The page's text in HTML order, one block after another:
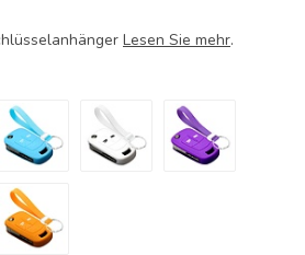
Lesen Sie mehr.